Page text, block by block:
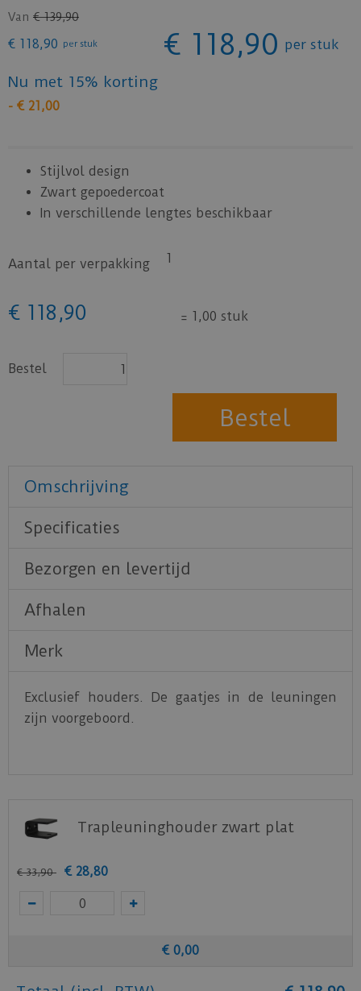
Van € 139,90
€ 118,90 per stuk € 118,90 per stuk
Nu met 15% korting
- € 21,00
Stijlvol design
Zwart gepoedercoat
In verschillende lengtes beschikbaar
Aantal per verpakking 1
€ 118 ,90 = 1,00 stuk
Bestel
Omschrijving
Specificaties
Bezorgen en levertijd
Afhalen
Merk
Exclusief houders. De gaatjes in de leuningen
zijn voorgeboord.
Trapleuninghouder zwart plat
€ 33,90 € 28,80
€ 0,00